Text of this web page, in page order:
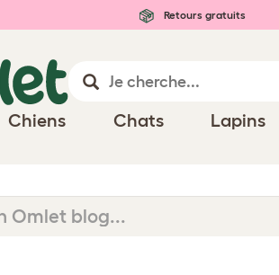
Retours gratuits
Chiens Chats Lapins